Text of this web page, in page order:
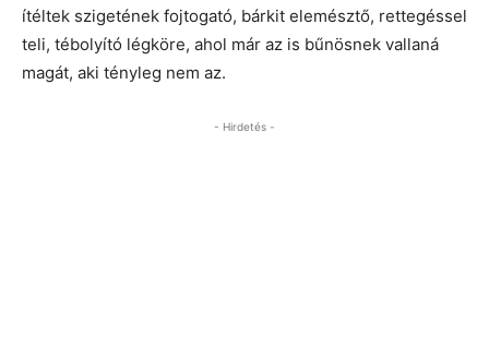
ítéltek szigetének fojtogató, bárkit elemésztő, rettegéssel
teli, tébolyító légköre, ahol már az is bűnösnek vallaná
magát, aki tényleg nem az.
- Hirdetés -